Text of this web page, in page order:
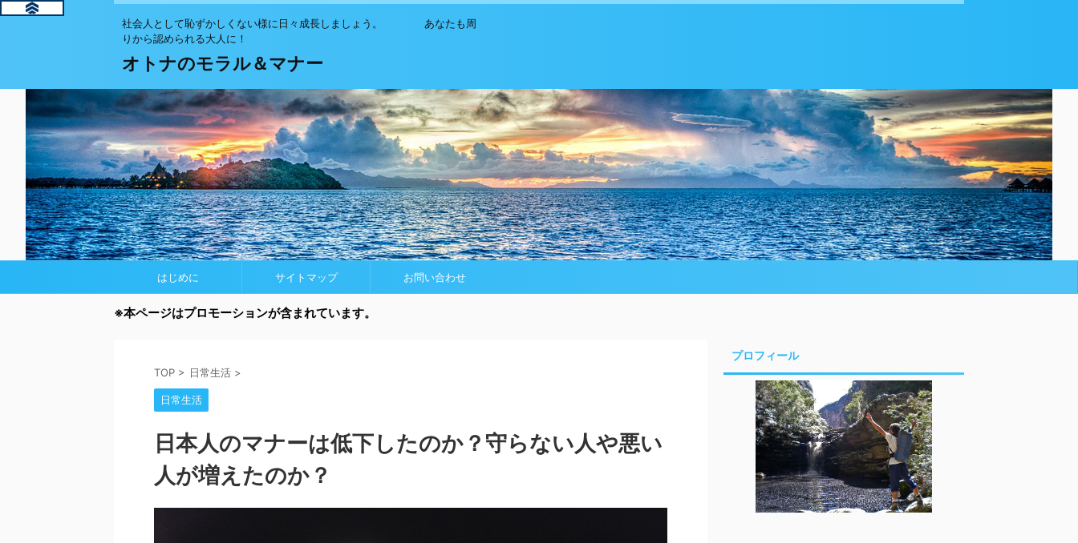
社会人として恥ずかしくない様に日々成長しましょう。 あなたも周
りから認められる大人に！
オトナのモラル＆マナー
はじめに サイトマップ お問い合わせ
※本ページはプロモーションが含まれています。
TOP > 日常生活 >
日常生活
日本人のマナーは低下したのか？守らない人や悪い
人が増えたのか？
プロフィール